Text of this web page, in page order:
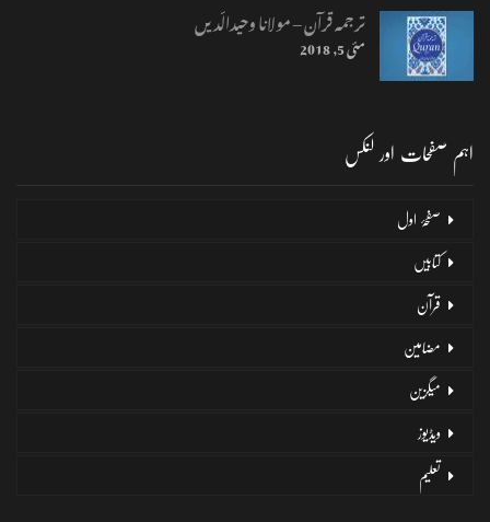
ترجمہ قرآن – مولانا وحیدالّدیں
مئی 5, 2018
اہم صفحات اور لنکس
صفحۂ اول
کتابیں
قرآن
مضامین
میگزین
ویڈیوز
تعلیم